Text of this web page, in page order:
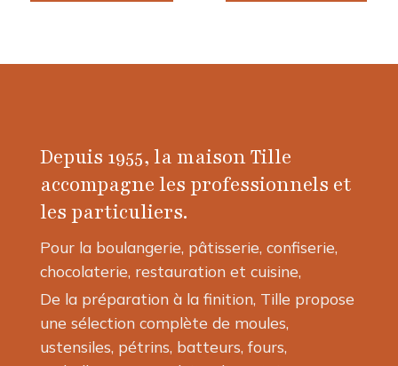
peuvent
choisies
sur
page
du
produit
Depuis 1955, la maison Tille
accompagne les professionnels et
les particuliers.
Pour la boulangerie, pâtisserie, confiserie,
chocolaterie, restauration et cuisine,
De la préparation à la finition, Tille propose
une sélection complète de moules,
ustensiles, pétrins, batteurs, fours,